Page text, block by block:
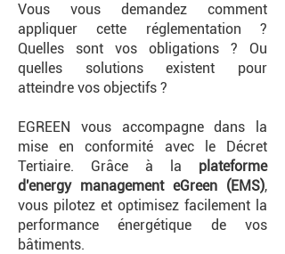
Vous vous demandez comment
appliquer cette réglementation ?
Quelles sont vos obligations ? Ou
quelles solutions existent pour
atteindre vos objectifs ?
EGREEN vous accompagne dans la
mise en conformité avec le Décret
Tertiaire. Grâce à la plateforme
d'energy management eGreen (EMS),
vous pilotez et optimisez facilement la
performance énergétique de vos
bâtiments.